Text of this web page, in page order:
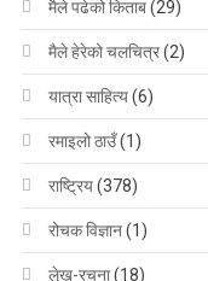
मैले पढेको किताब(29)
मैले हेरेको चलचित्र(2)
यात्रा साहित्य(6)
रमाइलो ठाउँ(1)
राष्ट्रिय(378)
रोचक विज्ञान(1)
लेख-रचना(18)